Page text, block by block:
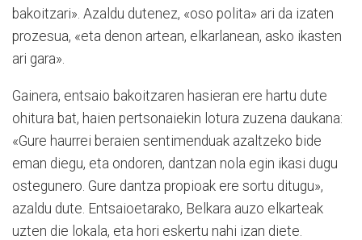
bakoitzari». Azaldu dutenez, «oso polita» ari da izaten
prozesua, «eta denon artean, elkarlanean, asko ikasten
ari gara».
Gainera, entsaio bakoitzaren hasieran ere hartu dute
ohitura bat, haien pertsonaiekin lotura zuzena daukana:
«Gure haurrei beraien sentimenduak azaltzeko bide
eman diegu, eta ondoren, dantzan nola egin ikasi dugu
ostegunero. Gure dantza propioak ere sortu ditugu»,
azaldu dute. Entsaioetarako, Belkara auzo elkarteak
uzten die lokala, eta hori eskertu nahi izan diete.